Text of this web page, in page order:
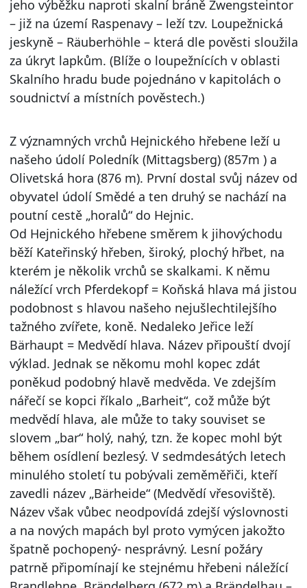
jeho výběžku naproti skalní bráně Zwengsteintor
– již na území Raspenavy – leží tzv. Loupežnická
jeskyně – Räuberhöhle – která dle pověsti sloužila
za úkryt lapkům. (Blíže o loupežnících v oblasti
Skalního hradu bude pojednáno v kapitolách o
soudnictví a místních pověstech.)
Z významných vrchů Hejnického hřebene leží u
našeho údolí Poledník (Mittagsberg) (857m ) a
Olivetská hora (876 m). První dostal svůj název od
obyvatel údolí Smědé a ten druhý se nachází na
poutní cestě „horalů“ do Hejnic.
Od Hejnického hřebene směrem k jihovýchodu
běží Kateřinský hřeben, široký, plochý hřbet, na
kterém je několik vrchů se skalkami. K němu
náležící vrch Pferdekopf = Koňská hlava má jistou
podobnost s hlavou našeho nejušlechtilejšího
tažného zvířete, koně. Nedaleko Jeřice leží
Bärhaupt = Medvědí hlava. Název připouští dvojí
výklad. Jednak se někomu mohl kopec zdát
poněkud podobný hlavě medvěda. Ve zdejším
nářečí se kopci říkalo „Barheit“, což může být
medvědí hlava, ale může to taky souviset se
slovem „bar“ holý, nahý, tzn. že kopec mohl být
během osídlení bezlesý. V sedmdesátých letech
minulého století tu pobývali zeměměřiči, kteří
zavedli název „Bärheide“ (Medvědí vřesoviště).
Název však vůbec neodpovídá zdejší výslovnosti
a na nových mapách byl proto vymýcen jakožto
špatně pochopený- nesprávný. Lesní požáry
patrně připomínají ke stejnému hřebeni náležící